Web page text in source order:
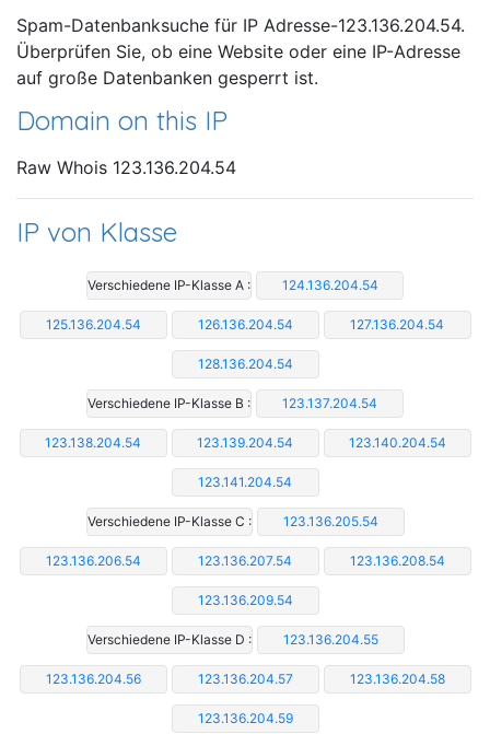
Spam-Datenbanksuche für IP Adresse-123.136.204.54.
Überprüfen Sie, ob eine Website oder eine IP-Adresse
auf große Datenbanken gesperrt ist.
Domain on this IP
Raw Whois 123.136.204.54
IP von Klasse
Verschiedene IP-Klasse A : 124.136.204.54
125.136.204.54 126.136.204.54 127.136.204.54
128.136.204.54
Verschiedene IP-Klasse B : 123.137.204.54
123.138.204.54 123.139.204.54 123.140.204.54
123.141.204.54
Verschiedene IP-Klasse C : 123.136.205.54
123.136.206.54 123.136.207.54 123.136.208.54
123.136.209.54
Verschiedene IP-Klasse D : 123.136.204.55
123.136.204.56 123.136.204.57 123.136.204.58
123.136.204.59